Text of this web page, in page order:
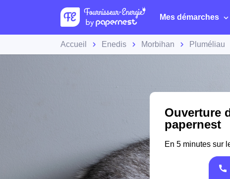
Mes démarches
Accueil Enedis Morbihan Pluméliau